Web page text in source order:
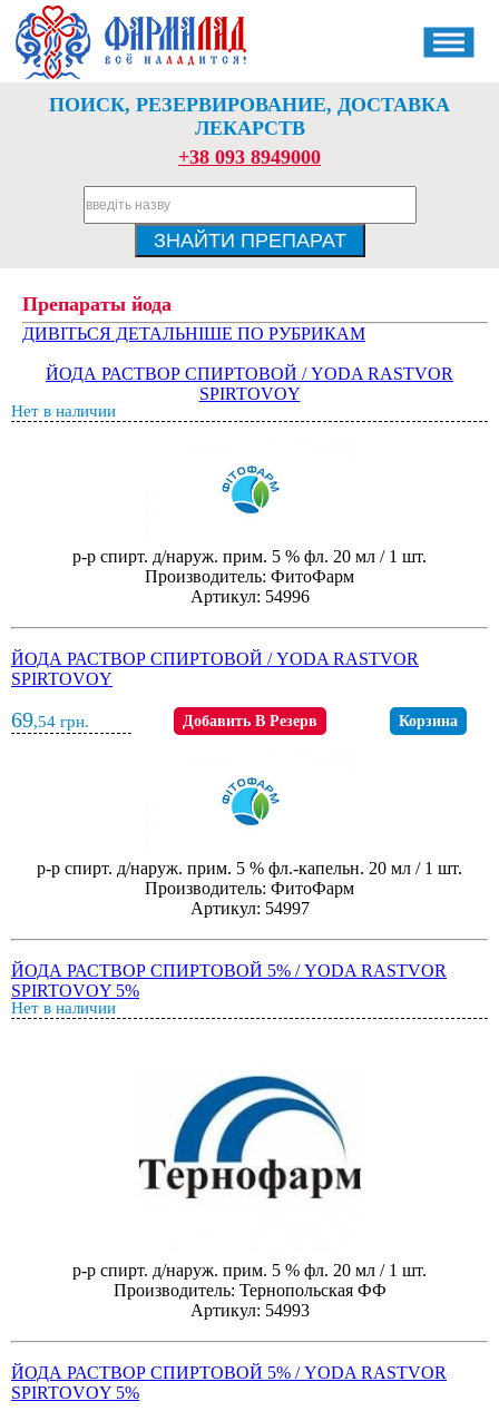
ПОИСК, РЕЗЕРВИРОВАНИЕ, ДОСТАВКА
ЛЕКАРСТВ
+38 093 8949000
Препараты йода
ДИВІТЬСЯ ДЕТАЛЬНІШЕ ПО РУБРИКАМ
ЙОДА РАСТВОР СПИРТОВОЙ / YODA RASTVOR
SPIRTOVOY
Нет в наличии
р-р спирт. д/наруж. прим. 5 % фл. 20 мл / 1 шт.
Производитель: ФитоФарм
Артикул: 54996
ЙОДА РАСТВОР СПИРТОВОЙ / YODA RASTVOR
SPIRTOVOY
69,54 грн. Добавить В Резерв Корзина
р-р спирт. д/наруж. прим. 5 % фл.-капельн. 20 мл / 1 шт.
Производитель: ФитоФарм
Артикул: 54997
ЙОДА РАСТВОР СПИРТОВОЙ 5% / YODA RASTVOR
SPIRTOVOY 5%
Нет в наличии
р-р спирт. д/наруж. прим. 5 % фл. 20 мл / 1 шт.
Производитель: Тернопольская ФФ
Артикул: 54993
ЙОДА РАСТВОР СПИРТОВОЙ 5% / YODA RASTVOR
SPIRTOVOY 5%